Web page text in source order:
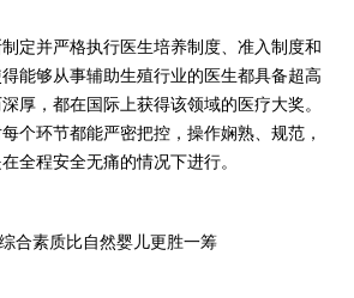
并严格执行医生培养制度、准入制度和
能够从事辅助生殖行业的医生都具备超高
厚，都在国际上获得该领域的医疗大奖。
个环节都能严密把控，操作娴熟、规范，
全程安全无痛的情况下进行。
素质比自然婴儿更胜一筹